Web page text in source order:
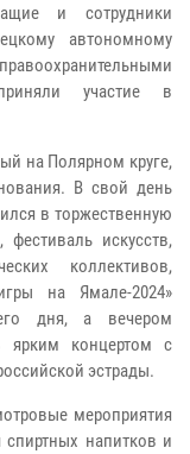
и сотрудники
автономному
участие в
на Полярном круге,
В свой день
в торжественную
фестиваль искусств,
коллективов,
на Ямале-2024»
дня, а вечером
ярким концертом с
эстрады.
мероприятия
напитков и